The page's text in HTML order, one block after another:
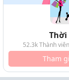
52.3k Thành viên
Tham